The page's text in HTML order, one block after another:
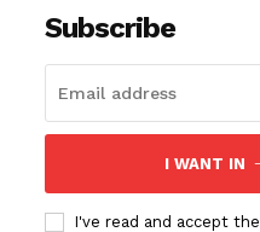
Subscribe
I WANT IN
I've read and accept the